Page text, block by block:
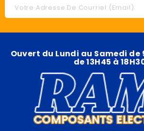
Ouvert du Lundi au Samedi de
de 13H45 à